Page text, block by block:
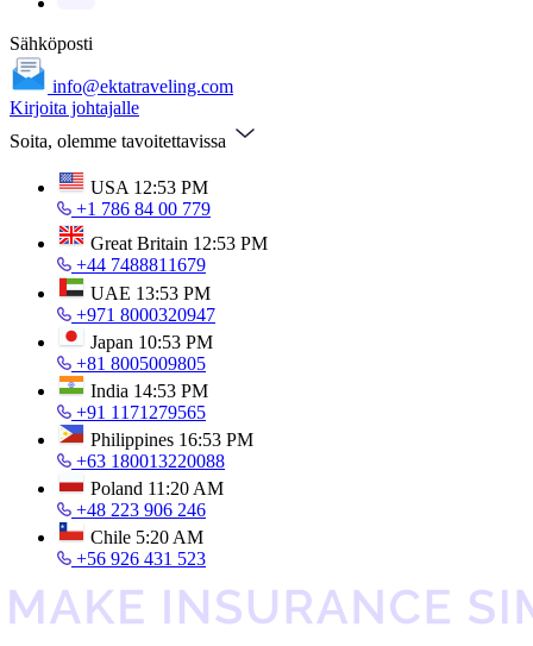
Sähköposti
info@ektatraveling.com
Kirjoita johtajalle
Soita, olemme tavoitettavissa
USA 12:53 PM
+1 786 84 00 779
Great Britain 12:53 PM
+44 7488811679
UAE 13:53 PM
+971 8000320947
Japan 10:53 PM
+81 8005009805
India 14:53 PM
+91 1171279565
Philippines 16:53 PM
+63 180013220088
Poland 11:20 AM
+48 223 906 246
Chile 5:20 AM
+56 926 431 523